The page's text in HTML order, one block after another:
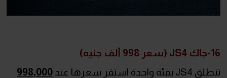
16-جاك JS4 (سعر 998 ألف جنيه)
تنطلق JS4 بفئة واحدة استقر سعرها عند
998,000